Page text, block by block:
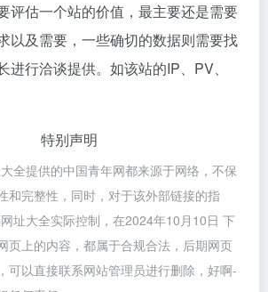
评估一个站的价值，最主要还是需要
以及需要，一些确切的数据则需要找
进行洽谈提供。如该站的IP、PV、
特别声明
全提供的中国青年网都来源于网络，不保
和完整性，同时，对于该外部链接的指
址大全实际控制，在2024年10月10日 下
页上的内容，都属于合规合法，后期网页
可以直接联系网站管理员进行删除，好啊-